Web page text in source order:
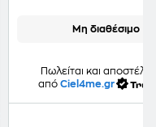
Μη διαθέσιμο
Πωλείται και
από Ciel4me.gr